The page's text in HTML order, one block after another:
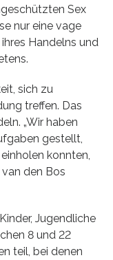
Sex
nur eine vage
Handelns und
sich zu
treffen. Das
„Wir haben
gestellt,
konnten,
van den Bos
Jugendliche
8 und 22
teil, bei denen